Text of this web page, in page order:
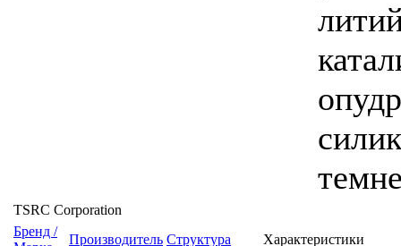
TSRC Corporation
Бренд /
Производитель Структура Характеристики